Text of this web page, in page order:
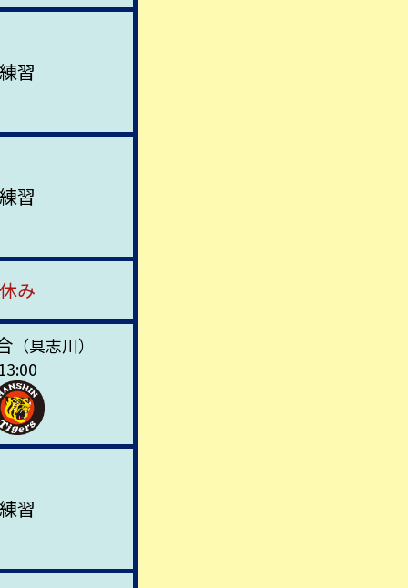
練習
練習
休み
（具志川）
13:00
練習